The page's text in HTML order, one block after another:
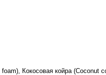
Кокосовая койра (Coconut